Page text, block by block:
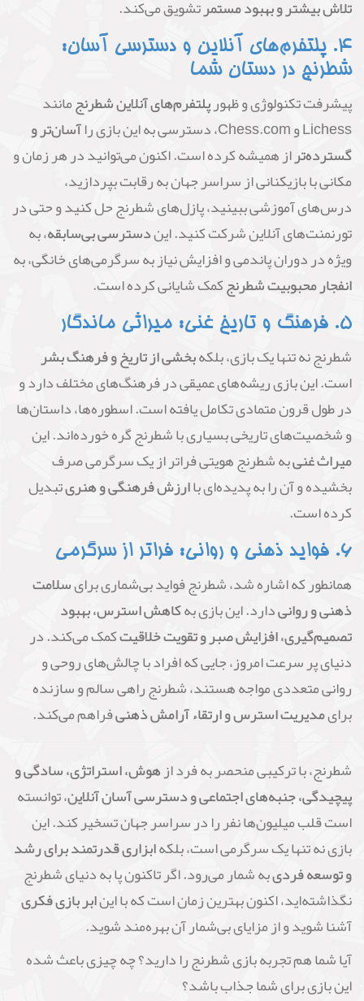
تلاش بیشتر و بهبود مستمرتشویق می‌کند.
۴. پلتفرم‌های آنلاین و دسترسی آسان:
شطرنج در دستان شما
پیشرفت تکنولوژی و ظهورپلتفرم‌های آنلاین شطرنجمانند
Lichess و Chess.com، دسترسی به این بازی را
آسان‌تر و
گسترده‌تراز همیشه کرده است. اکنون می‌توانید در هر زمان و
مکانی با بازیکنانی از سراسر جهان به رقابت بپردازید،
درس‌های آموزشی ببینید، پازل‌های شطرنج حل کنید و حتی در
تورنمنت‌های آنلاین شرکت کنید. ایندسترسی بی‌سابقه، به
ویژه در دوران پاندمی و افزایش نیاز به سرگرمی‌های خانگی، به
انفجار محبوبیت شطرنجکمک شایانی کرده است.
۵. فرهنگ و تاریخ غنی: میراثی ماندگار
شطرنج نه تنها یک بازی، بلکهبخشی از تاریخ و فرهنگ بشر
است. این بازی ریشه‌های عمیقی در فرهنگ‌های مختلف دارد و
در طول قرون متمادی تکامل یافته است. اسطوره‌ها، داستان‌ها
و شخصیت‌های تاریخی بسیاری با شطرنج گره خورده‌اند. این
میراث غنیبه شطرنج هویتی فراتر از یک سرگرمی صرف
بخشیده و آن را به پدیده‌ای باارزش فرهنگی و هنریتبدیل
کرده است.
۶. فواید ذهنی و روانی: فراتر از سرگرمی
همانطور که اشاره شد، شطرنج فواید بی‌شماری برایسلامت
ذهنی و روانیدارد. این بازی بهکاهش استرس، بهبود
تصمیم‌گیری، افزایش صبر و تقویت خلاقیتکمک می‌کند. در
دنیای پر سرعت امروز، جایی که افراد با چالش‌های روحی و
روانی متعددی مواجه هستند، شطرنج راهی سالم و سازنده
برایمدیریت استرس و ارتقاء آرامش ذهنیفراهم می‌کند.
شطرنج، با ترکیبی منحصر به فرد ازهوش، استراتژی، سادگی و
پیچیدگی، جنبه‌های اجتماعی و دسترسی آسان آنلاین، توانسته
است قلب میلیون‌ها نفر را در سراسر جهان تسخیر کند. این
بازی نه تنها یک سرگرمی است، بلکهابزاری قدرتمند برای رشد
و توسعه فردیبه شمار می‌رود. اگر تاکنون پا به دنیای شطرنج
نگذاشته‌اید، اکنون بهترین زمان است که با اینابر بازی فکری
آشنا شوید و از مزایای بی‌شمار آن بهره‌مند شوید.
آیا شما هم تجربه بازی شطرنج را دارید؟ چه چیزی باعث شده
این بازی برای شما جذاب باشد؟